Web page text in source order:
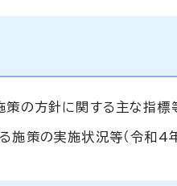
方針に関する主な指標
策の実施状況等（令和4